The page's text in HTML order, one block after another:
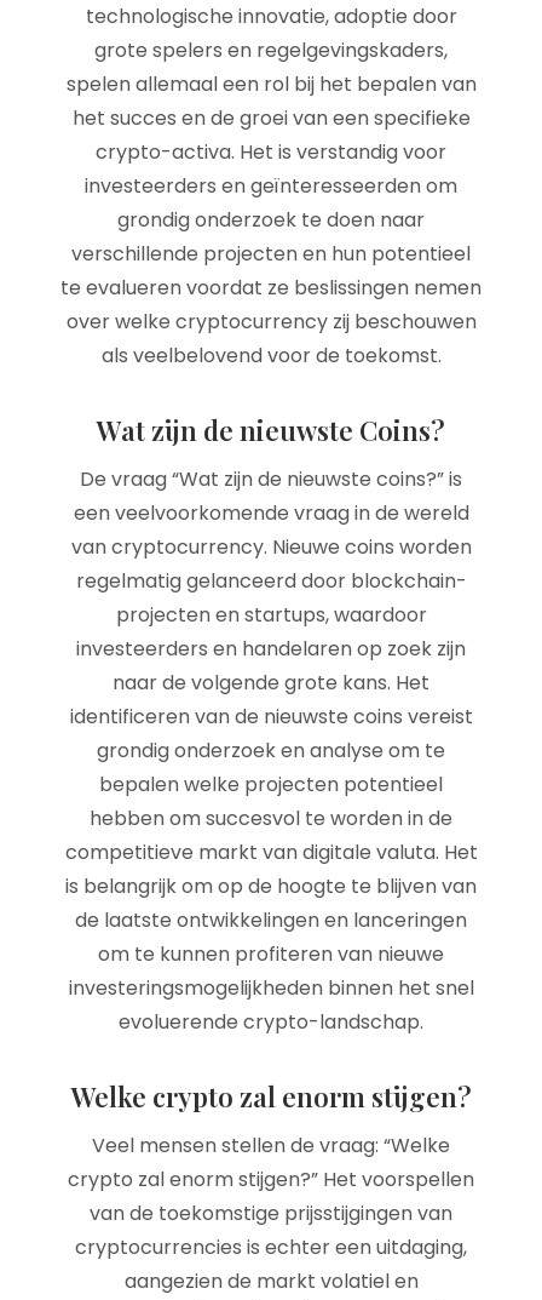
technologische innovatie, adoptie door
grote spelers en regelgevingskaders,
spelen allemaal een rol bij het bepalen van
het succes en de groei van een specifieke
crypto-activa. Het is verstandig voor
investeerders en geïnteresseerden om
grondig onderzoek te doen naar
verschillende projecten en hun potentieel
te evalueren voordat ze beslissingen nemen
over welke cryptocurrency zij beschouwen
als veelbelovend voor de toekomst.
Wat zijn de nieuwste Coins?
De vraag “Wat zijn de nieuwste coins?” is
een veelvoorkomende vraag in de wereld
van cryptocurrency. Nieuwe coins worden
regelmatig gelanceerd door blockchain-
projecten en startups, waardoor
investeerders en handelaren op zoek zijn
naar de volgende grote kans. Het
identificeren van de nieuwste coins vereist
grondig onderzoek en analyse om te
bepalen welke projecten potentieel
hebben om succesvol te worden in de
competitieve markt van digitale valuta. Het
is belangrijk om op de hoogte te blijven van
de laatste ontwikkelingen en lanceringen
om te kunnen profiteren van nieuwe
investeringsmogelijkheden binnen het snel
evoluerende crypto-landschap.
Welke crypto zal enorm stijgen?
Veel mensen stellen de vraag: “Welke
crypto zal enorm stijgen?” Het voorspellen
van de toekomstige prijsstijgingen van
cryptocurrencies is echter een uitdaging,
aangezien de markt volatiel en